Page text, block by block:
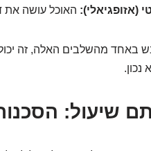
(אזופגיאלי): האוכל עושה את
מהשלבים האלה, זה יכול
נכון.
שיעול: